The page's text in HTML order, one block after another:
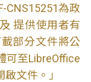
CNS15251為政
提供使用者有
部分文件將公
可至LibreOffice
文件。」